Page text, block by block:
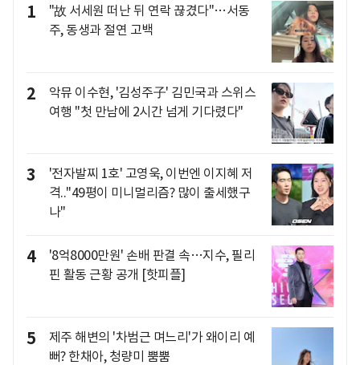
1
"故 서세원 떠난 뒤 연락 끊겼다"…서동
주, 동생과 절연 고백
2
악뮤 이수현, '김성주子' 김민국과 스위스
여행 "첫 만남에 2시간 넘게 기다렸다"
3
'전자발찌 1호' 고영욱, 이번엔 이지혜 저
격.."49평이 미니멀리즘? 많이 출세했구
나"
4
'8억8000만원' 손배 판결 속…지수, 필리
핀 활동 근황 공개 [핫피플]
5
제주 해변의 '차범근 며느리'가 왜이리 예
뻐? 한채아, 청량미 뿜뿜